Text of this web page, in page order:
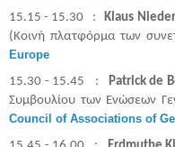
15.15 - 15.30 :Klaus
(Κοινή πλατφόρμα των
Europe
15.30 - 15.45 : Patrick de
Συμβουλίου των Ενώσεων
Council of Associations of